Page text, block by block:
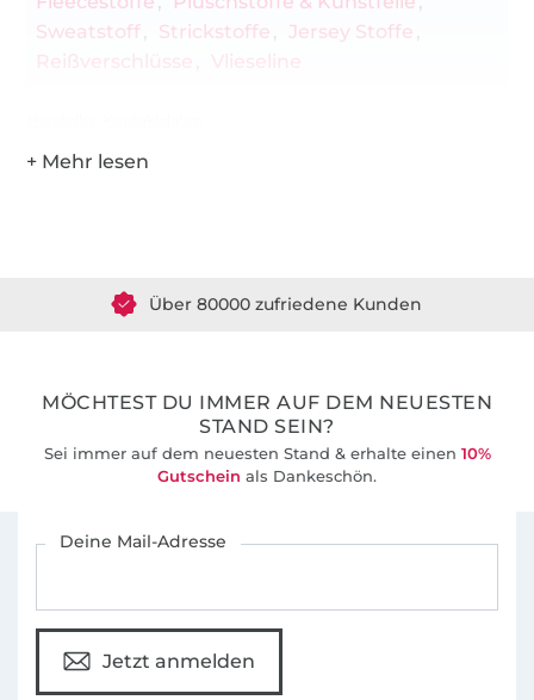
Sweatstoff
Strickstoffe
Jersey Stoffe
Reißverschlüsse
Vlieseline
MÖCHTEST DU IMMER AUF DEM NEUESTEN
STAND SEIN?
Sei immer auf dem neuesten Stand & erhalte einen 10%
Gutschein als Dankeschön.
Deine Mail-Adresse
Jetzt anmelden